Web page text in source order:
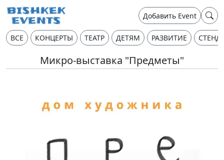
Добавить Event
ВСЕ КОНЦЕРТЫ ТЕАТР ДЕТЯМ РАЗВИТИЕ
Микро-выставка "Предметы"